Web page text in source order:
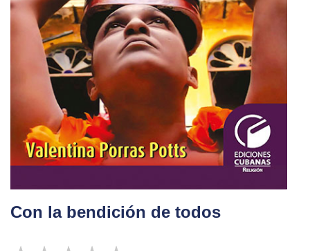
Con la bendición de todos